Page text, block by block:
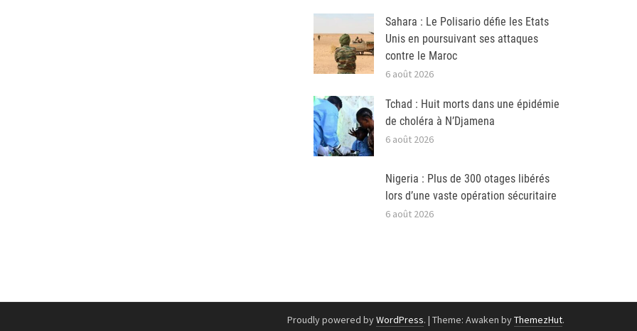
Sahara : Le Polisario défie les Etats
Unis en poursuivant ses attaques
contre le Maroc
6 août 2026
Tchad : Huit morts dans une épidémie
de choléra à N’Djamena
6 août 2026
Nigeria : Plus de 300 otages libérés
lors d’une vaste opération sécuritaire
6 août 2026
Proudly powered byWordPress. | Theme: Awaken byThemezHut.